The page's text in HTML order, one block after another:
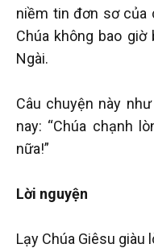
niềm tin đơn sơ của
Chúa không bao
Ngài.
Câu chuyện này
nay: “Chúa chạnh
nữa!”
Lời nguyện
Lạy Chúa Giêsu giàu